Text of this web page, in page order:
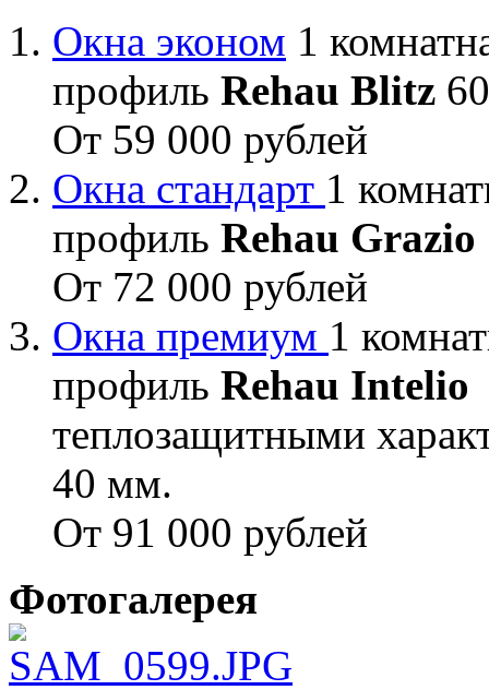
Окна эконом 1
профиль Rehau Blitz
От 59 000 рублей
Окна стандарт 1
профиль Rehau Grazio
От 72 000 рублей
Окна премиум 1
профиль Rehau Intelio
теплозащитными
40 мм.
От 91 000 рублей
Фотогалерея